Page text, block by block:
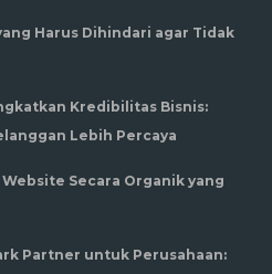
Harus Dihindari agar Tidak
Kredibilitas Bisnis:
Lebih Percaya
Secara Organik yang
Partner untuk Perusahaan: